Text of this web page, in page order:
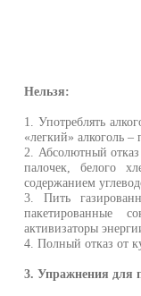
Нельзя:
1. Употреблять
«легкий» алкоголь –
2. Абсолютный
палочек, белого
содержанием
3. Пить
пакетированные
активизаторы
4. Полный отказ от
3. Упражнения для